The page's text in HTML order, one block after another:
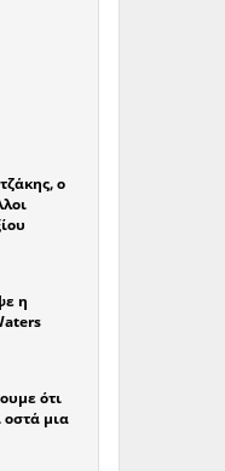
ο
η
ότι
οστά μια